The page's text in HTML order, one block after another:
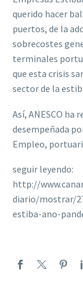
querido hacer
puertos, de la
sobrecostes
terminales
que esta crisis
sector de la
Así, ANESCO
desempeñada
Empleo,
seguir leyendo:
http://
diario/mostrar/
estiba-ano-